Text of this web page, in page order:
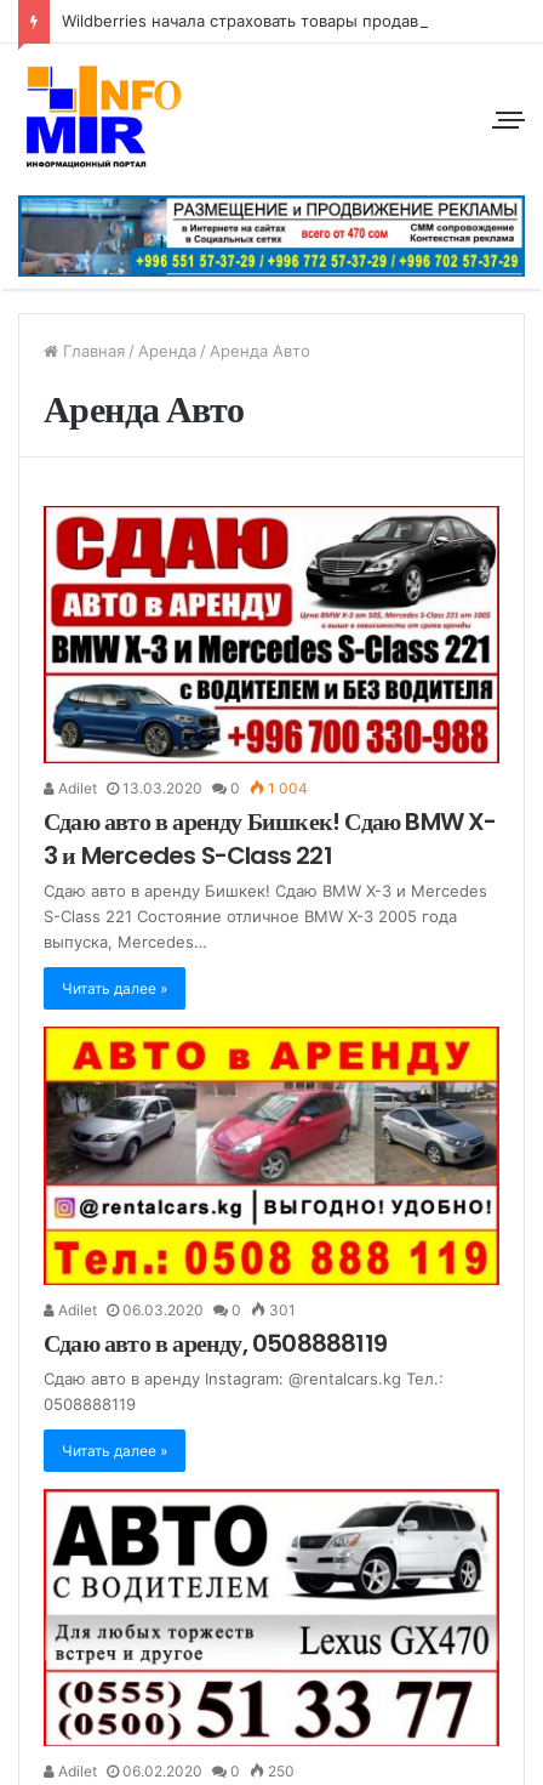
Главная / Аренда / Аренда Авто
Аренда Авто
Adilet 13.03.2020 0 1 004
Сдаю авто в аренду Бишкек! Сдаю BMW X-
3 и Mercedes S-Class 221
Сдаю авто в аренду Бишкек! Сдаю BMW X-3 и Mercedes
S-Class 221 Состояние отличное BMW X-3 2005 года
выпуска, Mercedes…
Читать далее »
Adilet 06.03.2020 0 301
Сдаю авто в аренду, 0508888119
Сдаю авто в аренду Instagram: @rentalcars.kg Тел.:
0508888119
Читать далее »
Adilet 06.02.2020 0 250